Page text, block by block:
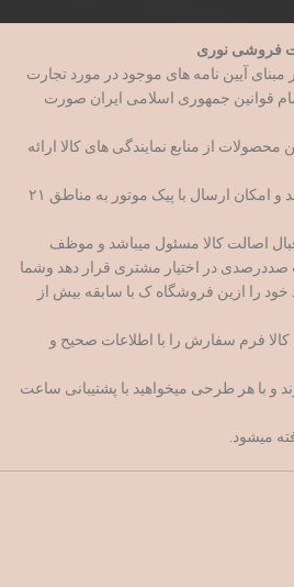
فروشی نوری
مبنای آیین نامه های موجود در مورد تجارت
قوانین جمهوری اسلامی ایران صورت
از منابع نمایندگی های کالا ارائه
3- شعبه سوم در تهران میباشد و امکان ارسال با پیک موتور به مناطق ۲۱
اصالت کالا مسئول میباشد و موظف
در اختیار مشتری قرار دهد وشما
خود را ازین فروشگاه ک با سابقه بیش از
کالا فرم سفارش را با اطلاعات صحیح و
و با هر طرحی میخواهید با پشتیبانی ساعت
میشود.